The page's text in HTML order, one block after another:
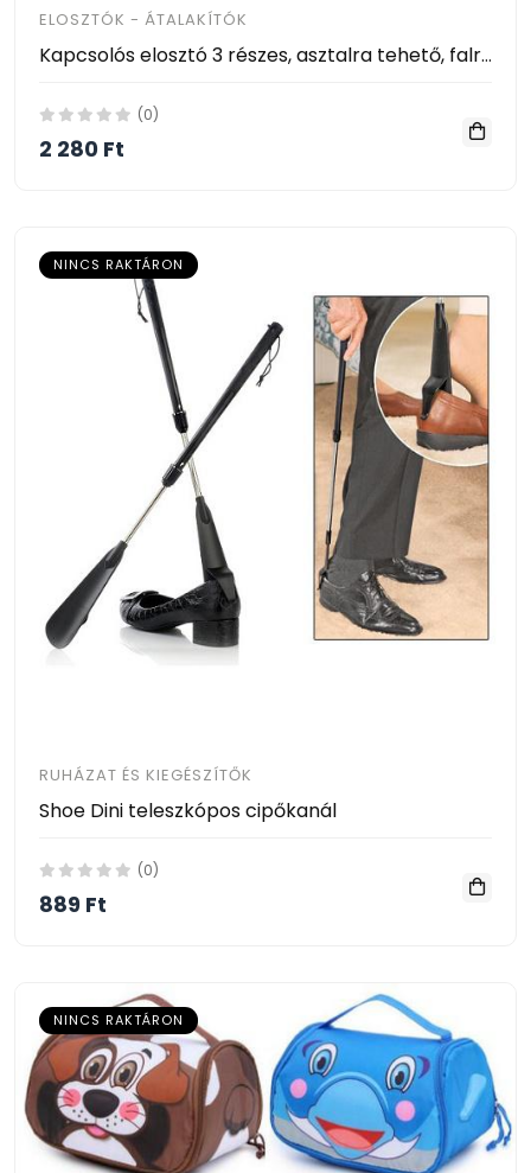
ELOSZTÓK - ÁTALAKÍTÓK
Kapcsolós elosztó 3 részes, asztalra tehető, falra akasztható USB-hubbal ( 2 x USB )
(0)
2 280 Ft
NINCS RAKTÁRON
RUHÁZAT ÉS KIEGÉSZÍTŐK
Shoe Dini teleszkópos cipőkanál
(0)
889 Ft
NINCS RAKTÁRON